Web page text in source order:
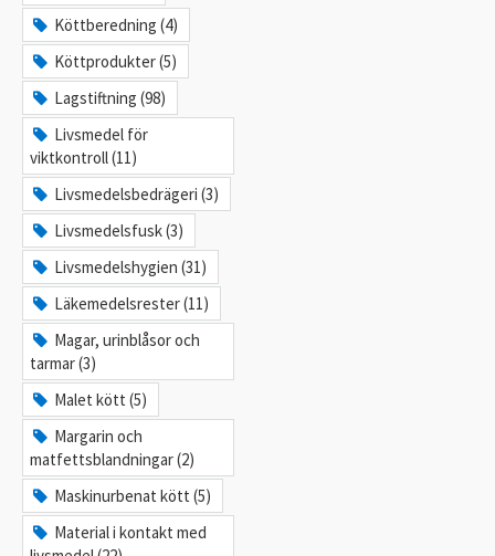
Köttberedning (4)
Köttprodukter (5)
Lagstiftning (98)
Livsmedel för
viktkontroll (11)
Livsmedelsbedrägeri (3)
Livsmedelsfusk (3)
Livsmedelshygien (31)
Läkemedelsrester (11)
Magar, urinblåsor och
tarmar (3)
Malet kött (5)
Margarin och
matfettsblandningar (2)
Maskinurbenat kött (5)
Material i kontakt med